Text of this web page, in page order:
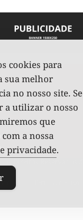
cookies para
sua melhor
no nosso site. Se
a utilizar o nosso
que
a nossa
privacidade.